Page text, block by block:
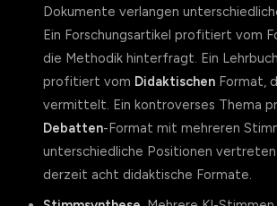
Dokumente verlangen
Ein Forschungsartikel profitiert vom
die Methodik hinterfragt. Ein
profitiert vom Didaktischen Format,
vermittelt. Ein kontroverses Thema
Debatten-Format mit mehreren
unterschiedliche Positionen
derzeit acht didaktische Formate.